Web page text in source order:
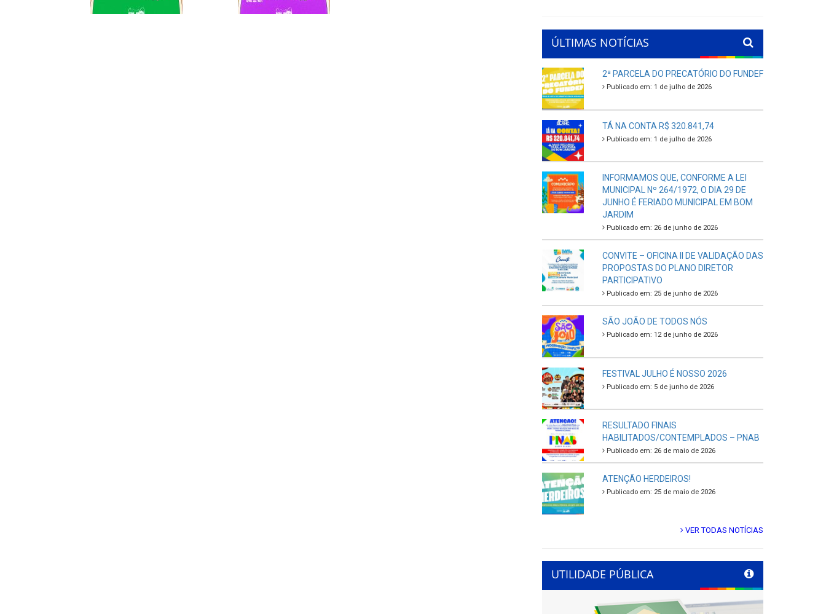
ÚLTIMAS NOTÍCIAS
2ª PARCELA DO PRECATÓRIO DO FUNDEF
Publicado em: 1 de julho de 2026
TÁ NA CONTA R$ 320.841,74
Publicado em: 1 de julho de 2026
INFORMAMOS QUE, CONFORME A LEI
MUNICIPAL Nº 264/1972, O DIA 29 DE
JUNHO É FERIADO MUNICIPAL EM BOM
JARDIM
Publicado em: 26 de junho de 2026
CONVITE – OFICINA II DE VALIDAÇÃO DAS
PROPOSTAS DO PLANO DIRETOR
PARTICIPATIVO
Publicado em: 25 de junho de 2026
SÃO JOÃO DE TODOS NÓS
Publicado em: 12 de junho de 2026
FESTIVAL JULHO É NOSSO 2026
Publicado em: 5 de junho de 2026
RESULTADO FINAIS
HABILITADOS/CONTEMPLADOS – PNAB
Publicado em: 26 de maio de 2026
ATENÇÃO HERDEIROS!
Publicado em: 25 de maio de 2026
VER TODAS NOTÍCIAS
UTILIDADE PÚBLICA